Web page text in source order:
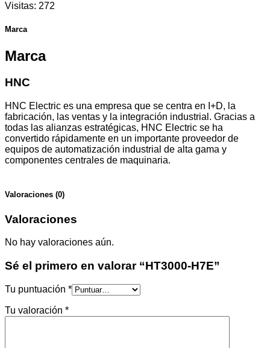
Visitas: 272
Marca
Marca
HNC
HNC Electric es una empresa que se centra en I+D, la
fabricación, las ventas y la integración industrial. Gracias a
todas las alianzas estratégicas, HNC Electric se ha
convertido rápidamente en un importante proveedor de
equipos de automatización industrial de alta gama y
componentes centrales de maquinaria.
Valoraciones (0)
Valoraciones
No hay valoraciones aún.
Sé el primero en valorar “HT3000-H7E”
Tu puntuación *
Tu valoración *